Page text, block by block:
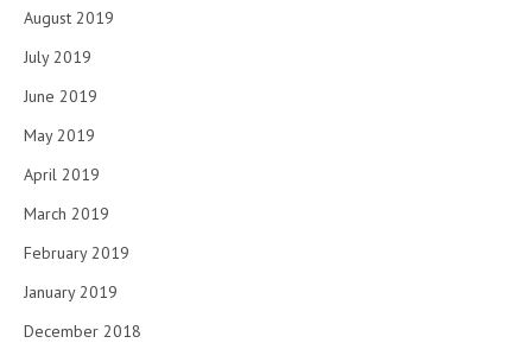
August 2019
July 2019
June 2019
May 2019
April 2019
March 2019
February 2019
January 2019
December 2018